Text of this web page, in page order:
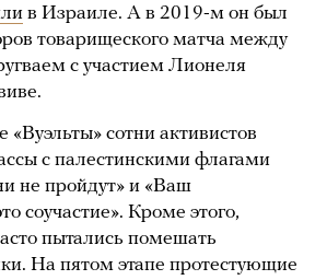
в Израиле. А в 2019-м он был
товарищеского матча между
с участием Лионеля
сотни активистов
с палестинскими флагами
не пройдут» и «Ваш
соучастие». Кроме этого,
пытались помешать
На пятом этапе протестующие